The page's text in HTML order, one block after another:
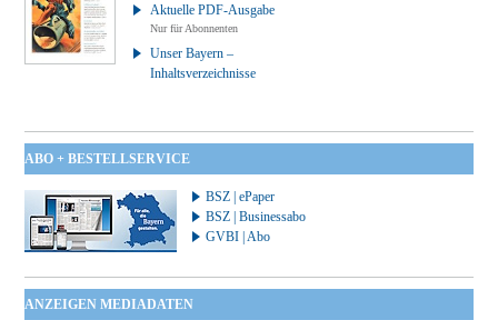
Aktuelle PDF-Ausgabe
Nur für Abonnenten
Unser Bayern –
Inhaltsverzeichnisse
ABO + BESTELLSERVICE
BSZ | ePaper
BSZ | Businessabo
GVBI | Abo
ANZEIGEN MEDIADATEN